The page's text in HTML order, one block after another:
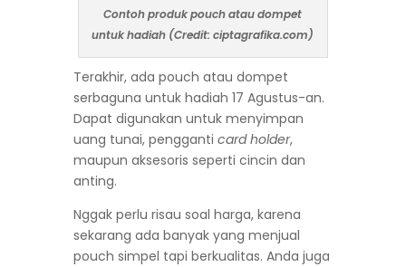
Contoh produk pouch atau dompet
untuk hadiah (Credit: ciptagrafika.com)
Terakhir, ada pouch atau dompet
serbaguna untuk hadiah 17 Agustus-an.
Dapat digunakan untuk menyimpan
uang tunai, pengganti card holder,
maupun aksesoris seperti cincin dan
anting.
Nggak perlu risau soal harga, karena
sekarang ada banyak yang menjual
pouch simpel tapi berkualitas. Anda juga